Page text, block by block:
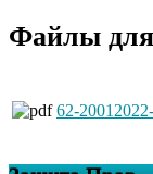
Файлы для
62-